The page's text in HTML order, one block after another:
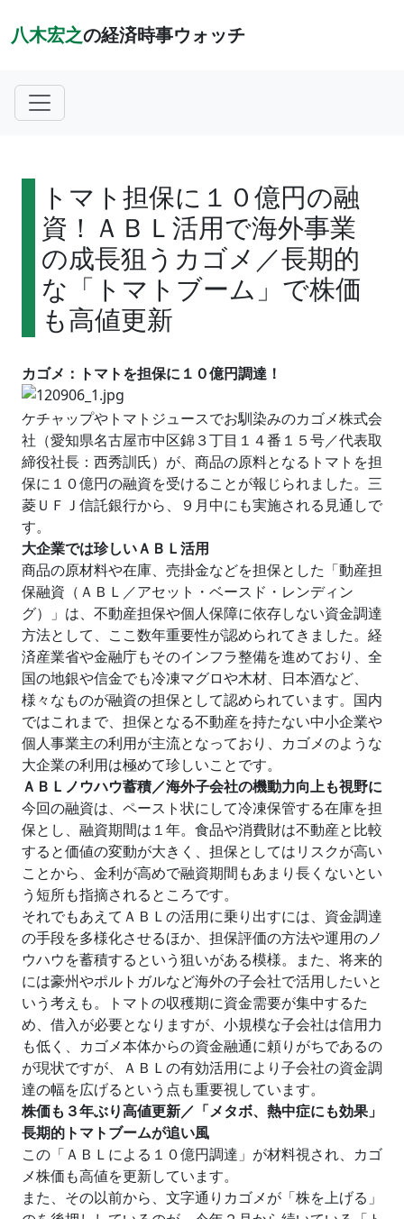
八木宏之の経済時事ウォッチ
トマト担保に１０億円の融
資！ＡＢＬ活用で海外事業
の成長狙うカゴメ／長期的
な「トマトブーム」で株価
も高値更新
カゴメ：トマトを担保に１０億円調達！
ケチャップやトマトジュースでお馴染みのカゴメ株式会
社（愛知県名古屋市中区錦３丁目１４番１５号／代表取
締役社長：西秀訓氏）が、商品の原料となるトマトを担
保に１０億円の融資を受けることが報じられました。三
菱ＵＦＪ信託銀行から、９月中にも実施される見通しで
す。
大企業では珍しいＡＢＬ活用
商品の原材料や在庫、売掛金などを担保とした「動産担
保融資（ＡＢＬ／アセット・ベースド・レンディン
グ）」は、不動産担保や個人保障に依存しない資金調達
方法として、ここ数年重要性が認められてきました。経
済産業省や金融庁もそのインフラ整備を進めており、全
国の地銀や信金でも冷凍マグロや木材、日本酒など、
様々なものが融資の担保として認められています。国内
ではこれまで、担保となる不動産を持たない中小企業や
個人事業主の利用が主流となっており、カゴメのような
大企業の利用は極めて珍しいことです。
ＡＢＬノウハウ蓄積／海外子会社の機動力向上も視野に
今回の融資は、ペースト状にして冷凍保管する在庫を担
保とし、融資期間は１年。食品や消費財は不動産と比較
すると価値の変動が大きく、担保としてはリスクが高い
ことから、金利が高めで融資期間もあまり長くないとい
う短所も指摘されるところです。
それでもあえてＡＢＬの活用に乗り出すには、資金調達
の手段を多様化させるほか、担保評価の方法や運用のノ
ウハウを蓄積するという狙いがある模様。また、将来的
には豪州やポルトガルなど海外の子会社で活用したいと
いう考えも。トマトの収穫期に資金需要が集中するた
め、借入が必要となりますが、小規模な子会社は信用力
も低く、カゴメ本体からの資金融通に頼りがちであるの
が現状ですが、ＡＢＬの有効活用により子会社の資金調
達の幅を広げるという点も重要視しています。
株価も３年ぶり高値更新／「メタボ、熱中症にも効果」
長期的トマトブームが追い風
この「ＡＢＬによる１０億円調達」が材料視され、カゴ
メ株価も高値を更新しています。
また、その以前から、文字通りカゴメが「株を上げる」